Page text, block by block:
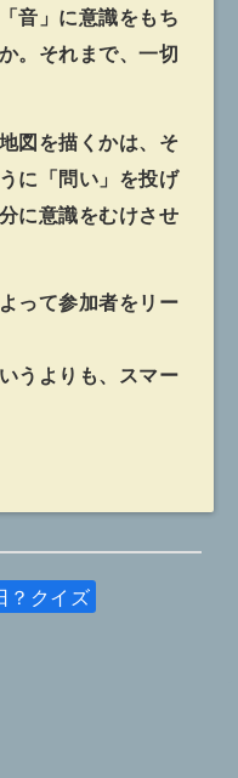
音」に意識をもち
。それまで、一切
図を描くかは、そ
に「問い」を投げ
に意識をむけさせ
って参加者をリー
うよりも、スマー
？クイズ